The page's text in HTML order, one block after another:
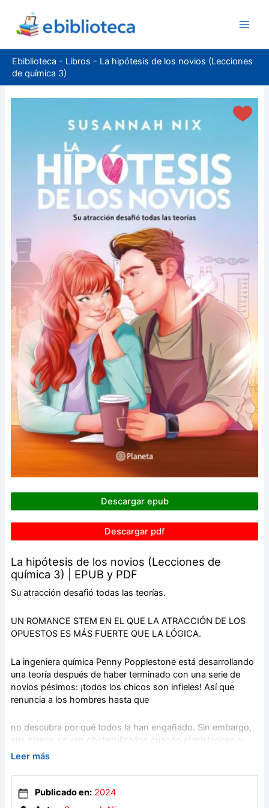
contenido
Ebiblioteca - Libros - La hipótesis de los novios (Lecciones
de química 3)
Descargar epub
Descargar pdf
La hipótesis de los novios (Lecciones de
química 3) | EPUB y PDF
Su atracción desafió todas las teorías.
UN ROMANCE STEM EN EL QUE LA ATRACCIÓN DE LOS
OPUESTOS ES MÁS FUERTE QUE LA LÓGICA.
La ingeniera química Penny Popplestone está desarrollando
una teoría después de haber terminado con una serie de
novios pésimos: ¡todos los chicos son infieles! Así que
renuncia a los hombres hasta que
no descubra por qué todos la han engañado. Sin embargo,
sus planes se ven obstaculizados cuando el misterioso y
sobrehumanamente atractivo barista de su cafetería favorita
Penny se esfuerza por mantener las cosas platónicas, pero
Leer más
Publicado en: 2024